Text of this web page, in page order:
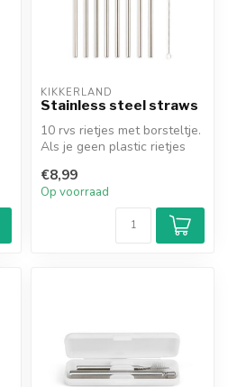
KIKKERLAND
Stainless steel straws
10 rvs rietjes met borsteltje.
Als je geen plastic rietjes
€8,99
Op voorraad